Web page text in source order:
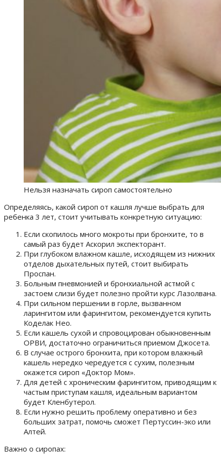
Нельзя назначать сироп самостоятельно
Определяясь, какой сироп от кашля лучше выбрать для
ребенка 3 лет, стоит учитывать конкретную ситуацию:
Если скопилось много мокроты при бронхите, то в
самый раз будет Аскорил экспекторант.
При глубоком влажном кашле, исходящем из нижних
отделов дыхательных путей, стоит выбирать
Проспан.
Больным пневмонией и бронхиальной астмой с
застоем слизи будет полезно пройти курс Лазолвана.
При сильном першении в горле, вызванном
ларингитом или фарингитом, рекомендуется купить
Коделак Нео.
Если кашель сухой и спровоцирован обыкновенным
ОРВИ, достаточно ограничиться приемом Джосета.
В случае острого бронхита, при котором влажный
кашель нередко чередуется с сухим, полезным
окажется сироп «Доктор Мом».
Для детей с хроническим фарингитом, приводящим к
частым приступам кашля, идеальным вариантом
будет Кленбутерол.
Если нужно решить проблему оперативно и без
больших затрат, помочь сможет Пертуссин-эко или
Алтей.
Важно о сиропах: